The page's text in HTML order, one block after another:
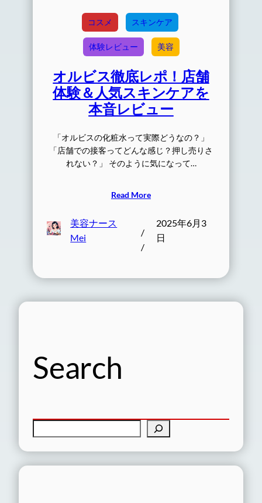
コスメ スキンケア
体験レビュー 美容
オルビス徹底レポ！店舗
体験＆人気スキンケアを
本音レビュー
「オルビスの化粧水って実際どうなの？」
「店舗での接客ってどんな感じ？押し売りさ
れない？」 そのように気になって…
Read More
美容ナース
Mei
/
/
2025年6月3
日
Search
索